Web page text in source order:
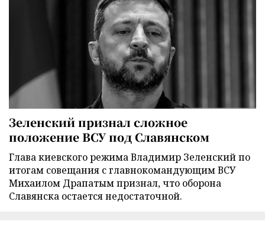
Зеленский признал сложное
положение ВСУ под Славянском
Глава киевского режима Владимир Зеленский по
итогам совещания с главнокомандующим ВСУ
Михаилом Драпатым признал, что оборона
Славянска остается недостаточной.